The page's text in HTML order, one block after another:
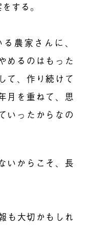
する。
農家さんに、
めるのはもった
て、作り続けて
月を重ねて、思
いったからなの
いからこそ、長
も大切かもしれ